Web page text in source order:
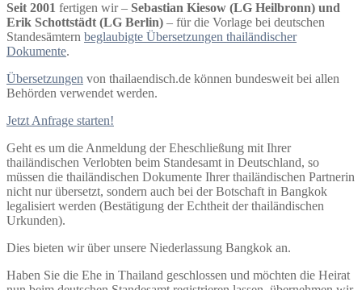
Seit 2001 fertigen wir – Sebastian Kiesow (LG Heilbronn) und
Erik Schottstädt (LG Berlin) – für die Vorlage bei deutschen
Standesämtern beglaubigte Übersetzungen thailändischer
Dokumente.
Übersetzungen von thailaendisch.de können bundesweit bei allen
Behörden verwendet werden.
Jetzt Anfrage starten!
Geht es um die Anmeldung der Eheschließung mit Ihrer
thailändischen Verlobten beim Standesamt in Deutschland, so
müssen die thailändischen Dokumente Ihrer thailändischen Partnerin
nicht nur übersetzt, sondern auch bei der Botschaft in Bangkok
legalisiert werden (Bestätigung der Echtheit der thailändischen
Urkunden).
Dies bieten wir über unsere Niederlassung Bangkok an.
Haben Sie die Ehe in Thailand geschlossen und möchten die Heirat